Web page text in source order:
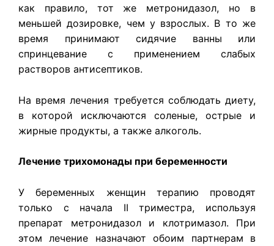
как правило, тот же метронидазол, но в
меньшей дозировке, чем у взрослых. В то же
время принимают сидячие ванны или
спринцевание с применением слабых
растворов антисептиков.
На время лечения требуется соблюдать диету,
в которой исключаются соленые, острые и
жирные продукты, а также алкоголь.
Лечение трихомонады при беременности
У беременных женщин терапию проводят
только с начала II триместра, используя
препарат метронидазол и клотримазол. При
этом лечение назначают обоим партнерам в